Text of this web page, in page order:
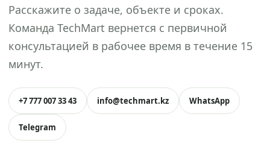
Расскажите о задаче, объекте и сроках.
Команда TechMart вернется с первичной
консультацией в рабочее время в течение 15
минут.
+7 777 007 33 43 info@techmart.kz WhatsApp
Telegram